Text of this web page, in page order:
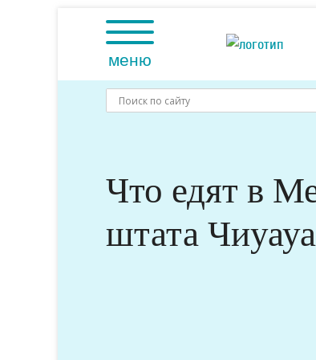
меню
Что едят в
штата Чиуауа